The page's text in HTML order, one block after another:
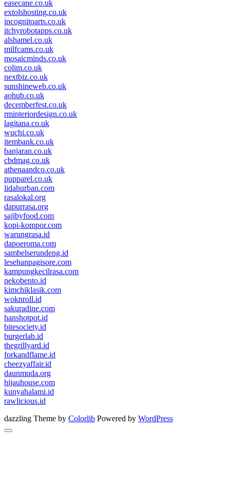
easecane.co.uk
extolshosting.co.uk
incognitoarts.co.uk
itchyrobotapps.co.uk
alshamel.co.uk
milfcams.co.uk
mosaicminds.co.uk
colim.co.uk
nextbiz.co.uk
sunshineweb.co.uk
aohub.co.uk
decemberfest.co.uk
rminteriordesign.co.uk
lagitana.co.uk
wuchi.co.uk
itembank.co.uk
banjaran.co.uk
cbdmag.co.uk
athenaandco.co.uk
pupparel.co.uk
lidahurban.com
rasalokal.org
dapurrasa.org
sajibyfood.com
kopi-kompor.com
warungrasa.id
dapoeroma.com
sambelserundeng.id
lesehanpagisore.com
kampungkecilrasa.com
nekobento.id
kimchiklasik.com
woknroll.id
sakuradine.com
hanshotpot.id
bitesociety.id
burgerlab.id
thegrillyard.id
forkandflame.id
cheezyaffair.id
daunmuda.org
hijauhouse.com
kunyahalami.id
rawlicious.id
dazzling Theme by Colorlib Powered by WordPress